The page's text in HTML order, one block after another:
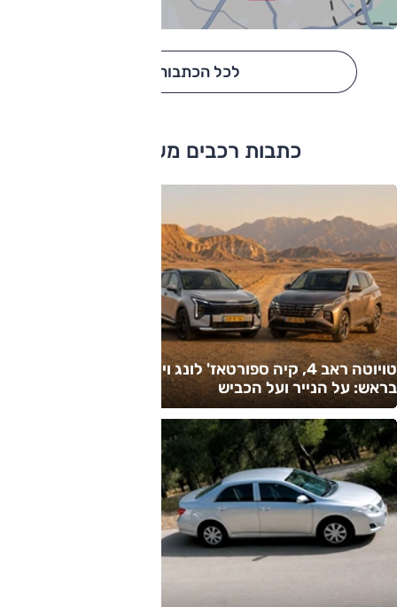
לכל הכתבות
כתבות רכבים משומשים
טויוטה ראב 4, קיה ספורטאז' לונג ויונדאי טוסון לונג ראש
בראש: על הנייר ועל הכביש